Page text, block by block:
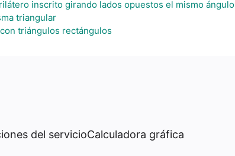
inscrito girando lados opuestos el mismo ángulo
triangular
triángulos rectángulos
del servicioCalculadora gráfica